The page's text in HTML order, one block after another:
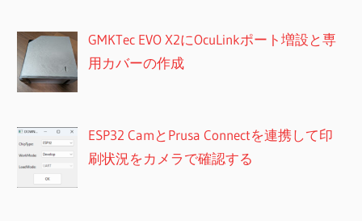
GMKTec EVO X2にOcuLinkポート増設と専
用カバーの作成
ESP32 CamとPrusa Connectを連携して印
刷状況をカメラで確認する